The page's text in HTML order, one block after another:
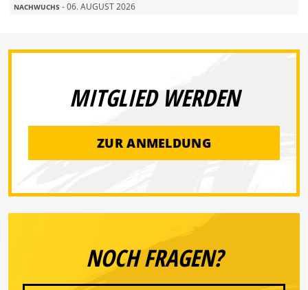
NACHWUCHS - 06. AUGUST 2026
MITGLIED WERDEN
ZUR ANMELDUNG
NOCH FRAGEN?